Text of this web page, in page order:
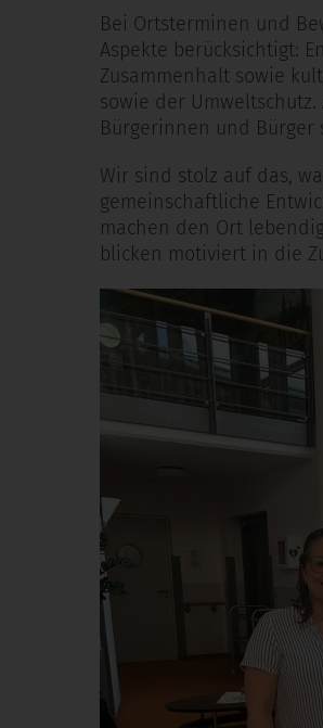
Bei Ortsterminen und
Aspekte berücksichtigt:
Zusammenhalt sowie
sowie der
Bürgerinnen und Bürger
Wir sind stolz auf das,
gemeinschaftliche
machen den Ort
blicken motiviert in die